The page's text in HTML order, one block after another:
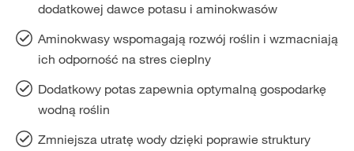
dodatkowej dawce potasu i aminokwasów
Aminokwasy wspomagają rozwój roślin i wzmacniają
ich odporność na stres cieplny
Dodatkowy potas zapewnia optymalną gospodarkę
wodną roślin
Zmniejsza utratę wody dzięki poprawie struktury